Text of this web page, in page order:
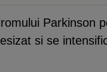
Parkinson
si se